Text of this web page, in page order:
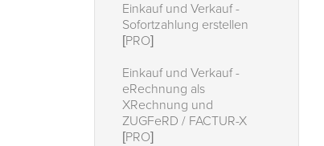
Einkauf und Verkauf -
Sofortzahlung erstellen
[PRO]
Einkauf und Verkauf -
eRechnung als
XRechnung und
ZUGFeRD / FACTUR-X
[PRO]